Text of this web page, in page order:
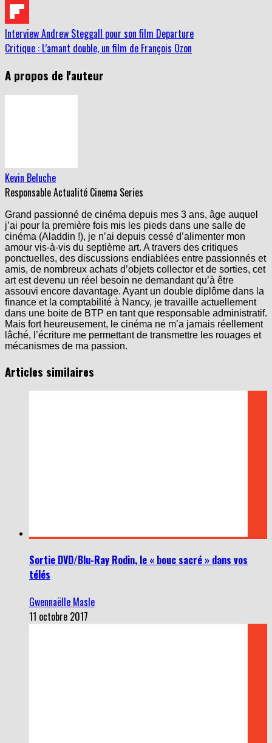
Interview Andrew Steggall pour son film Departure
Critique : L’amant double, un film de François Ozon
A propos de l'auteur
Kevin Beluche
Responsable Actualité Cinema Series
Grand passionné de cinéma depuis mes 3 ans, âge auquel
j’ai pour la première fois mis les pieds dans une salle de
cinéma (Aladdin !), je n’ai depuis cessé d’alimenter mon
amour vis-à-vis du septième art. A travers des critiques
ponctuelles, des discussions endiablées entre passionnés et
amis, de nombreux achats d’objets collector et de sorties, cet
art est devenu un réel besoin ne demandant qu’à être
assouvi encore davantage. Ayant un double diplôme dans la
finance et la comptabilité à Nancy, je travaille actuellement
dans une boite de BTP en tant que responsable administratif.
Mais fort heureusement, le cinéma ne m’a jamais réellement
lâché, l’écriture me permettant de transmettre les rouages et
mécanismes de ma passion.
Articles similaires
Sortie DVD/Blu-Ray Rodin, le « bouc sacré » dans vos
télés
Gwennaëlle Masle
11 octobre 2017